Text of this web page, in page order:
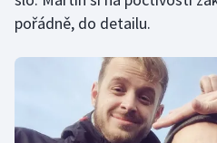
Stolní tenis
Veslování
Vodní slalom
pořádně, do detailu.